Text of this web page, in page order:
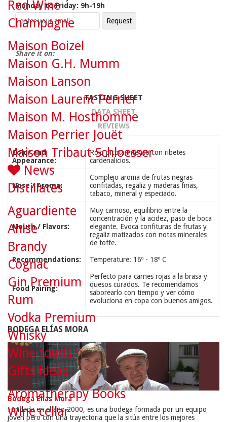
Monday to Friday: 9h-19h
Share it on:
TASTING SHEET
DATA SHEET
REVIEWS
Color and
Appearance:
Rojo picota intenso con ribetes
cardenalicios.
Nose / Aroma:
Complejo aroma de frutas negras
confitadas, regaliz y maderas finas,
tabaco, mineral y especiado.
Mouth / Flavors:
Muy carnoso, equilibrio entre la
concentración y la acidez, paso de boca
elegante. Evoca confituras de frutas y
regaliz matizados con notas minerales
de toffe.
Recommendations: Temperature: 16º - 18º C
Food Pairing:
Perfecto para carnes rojas a la brasa y
quesos curados. Te recomendamos
saborearlo con tiempo y ver cómo
evoluciona en copa con buenos amigos.
BODEGA ELÍAS MORA
Bodega Elías Mora
Fundada en el año 2000, es una bodega formada por un equipo
joven pero con una trayectoria que la sitúa entre los mejores
Red Wine
Champagne
Maison Boizel
Maison G.H. Mumm
Maison Lanson
Maison Laurent Perrier
Maison M. Hosthomme
Maison Perrier Jouët
Maison Tribaut Schloesser
News
Distillates
Aguardiente
Anise
Brandy
Cognac
Gin Premium
Rum
Vodka Premium
Whisky
Wine tourism
Gifts ideas
Aromatherapy Books
Wine cellar